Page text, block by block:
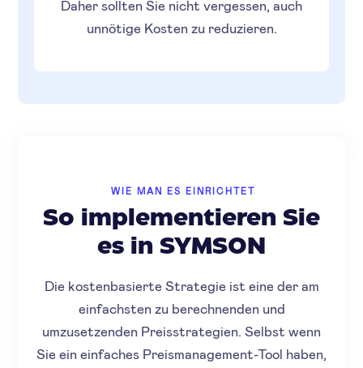
Daher sollten Sie nicht vergessen, auch
unnötige Kosten zu reduzieren.
WIE MAN ES EINRICHTET
So implementieren Sie
es in SYMSON
Die kostenbasierte Strategie ist eine der am
einfachsten zu berechnenden und
umzusetzenden Preisstrategien. Selbst wenn
Sie ein einfaches Preismanagement-Tool haben,